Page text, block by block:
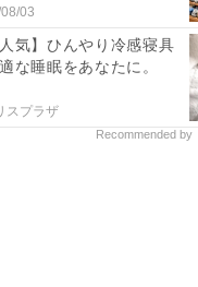
03
人気】ひんやり冷感寝具
な睡眠をあなたに。
スプラザ
Recommended by